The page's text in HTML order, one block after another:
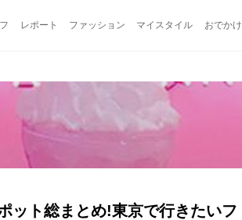
レポート ファッション マイスタイル おでかけ
ット総まとめ!東京で行きたいフ